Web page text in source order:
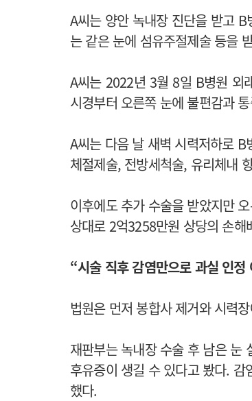
A씨는 양안 녹내장 진단을 받고
는 같은 눈에 섬유주절제술 등을
A씨는 2022년 3월 8일 B병원 외
시경부터 오른쪽 눈에 불편감과
A씨는 다음 날 새벽 시력저하로
체절제술, 전방세척술, 유리체내
이후에도 추가 수술을 받았지만
상대로 2억3258만원 상당의 손해
“시술 직후 감염만으로 과실 인정
법원은 먼저 봉합사 제거와 시력
재판부는 녹내장 수술 후 남은 눈
후유증이 생길 수 있다고 봤다.
했다.